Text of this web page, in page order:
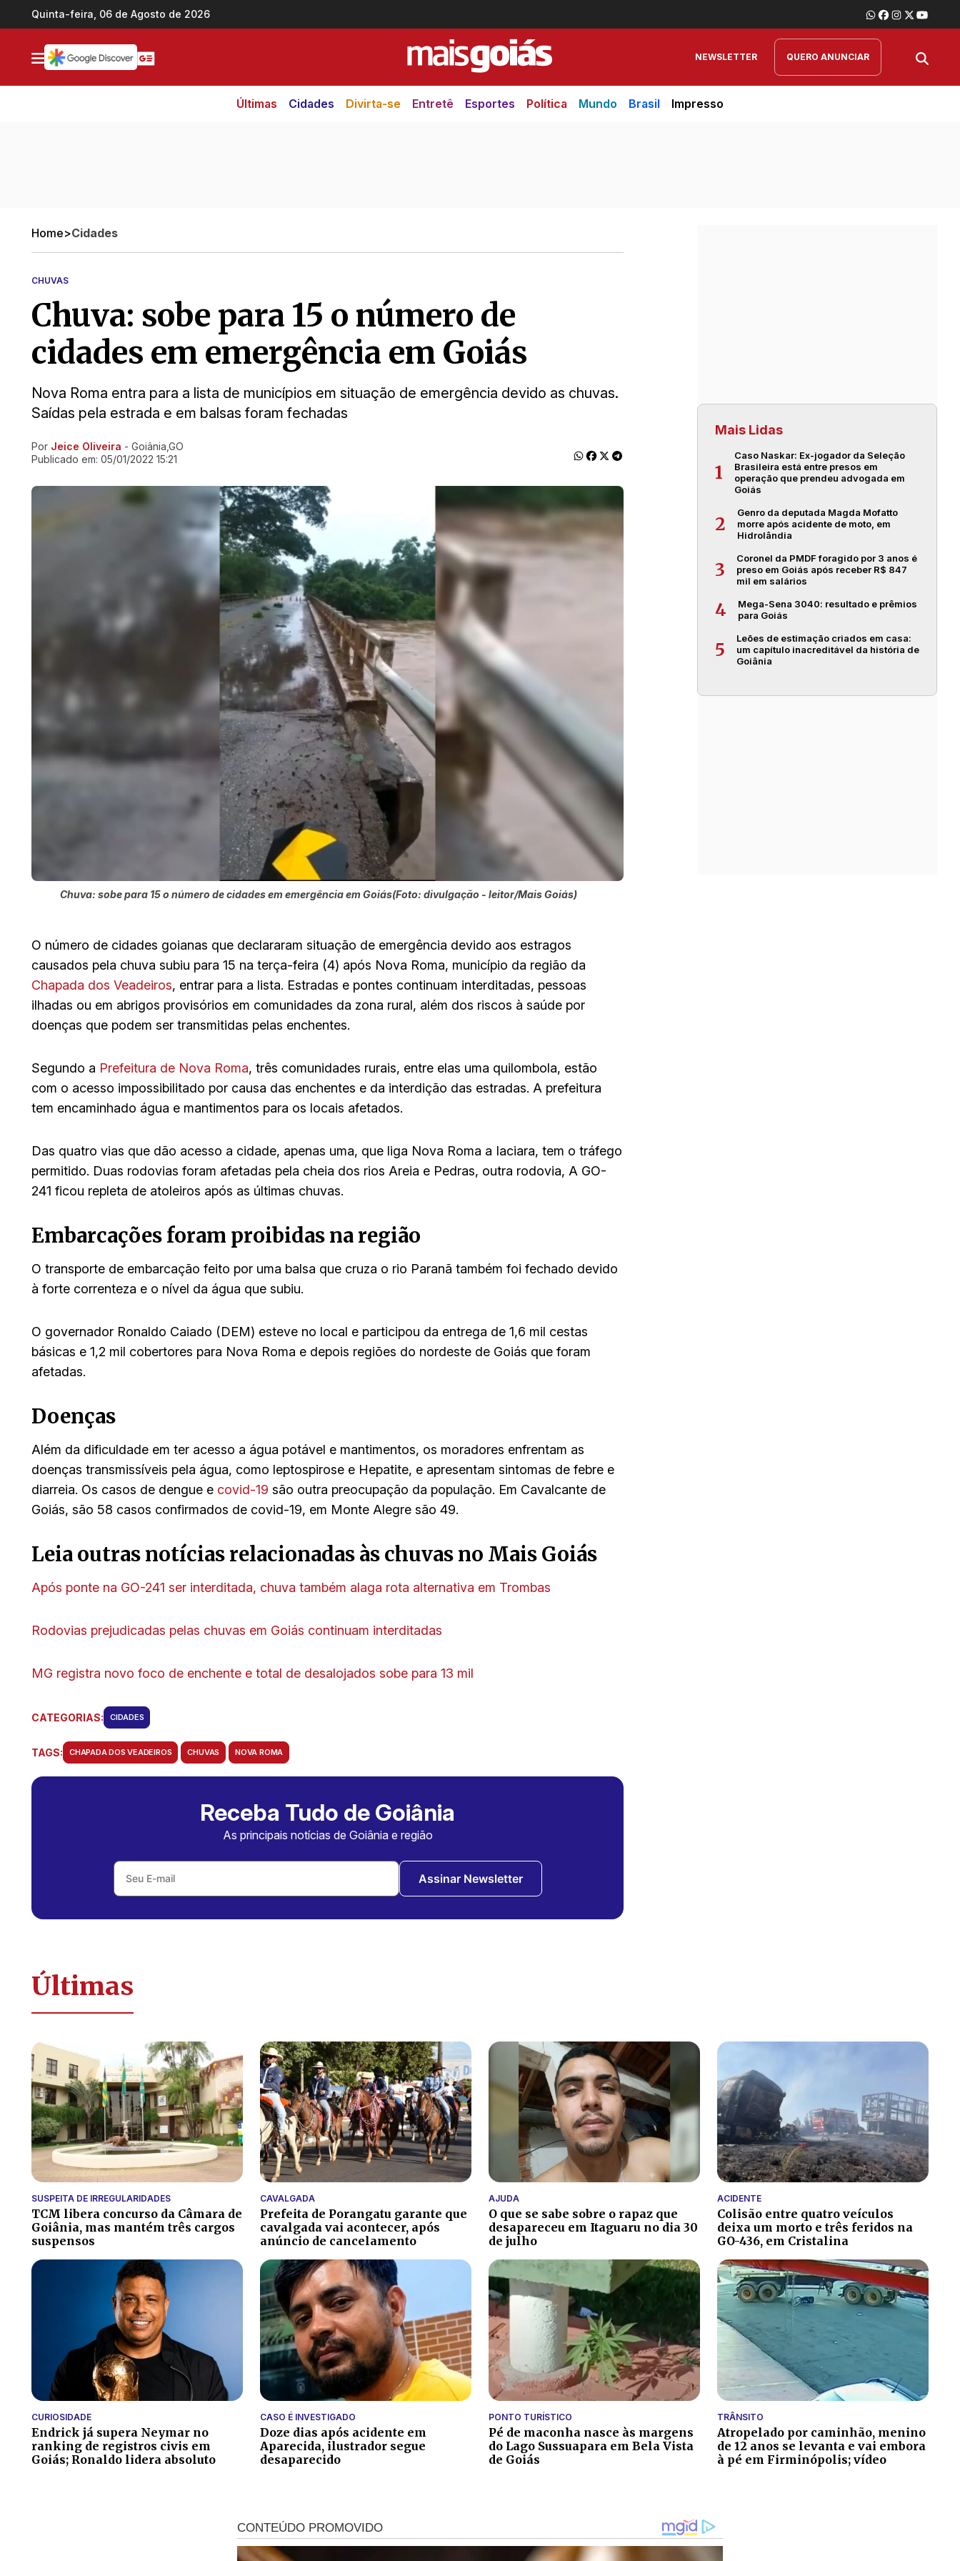
Ir direto pro conteúdo
Quinta-feira, 06 de Agosto de 2026
NEWSLETTER QUERO ANUNCIAR
Últimas Cidades Divirta-se Entretê Esportes Política Mundo Brasil Impresso
Home>Cidades
CHUVAS
Chuva: sobe para 15 o número de
cidades em emergência em Goiás
Nova Roma entra para a lista de municípios em situação de emergência devido as chuvas.
Saídas pela estrada e em balsas foram fechadas
Ir direto pra matéria
Por Jeice Oliveira - Goiânia,GO
Publicado em: 05/01/2022 15:21
Chuva: sobe para 15 o número de cidades em emergência em Goiás(Foto: divulgação - leitor/Mais Goiás)
O número de cidades goianas que declararam situação de emergência devido aos estragos
causados pela chuva subiu para 15 na terça-feira (4) após Nova Roma, município da região da
Chapada dos Veadeiros, entrar para a lista. Estradas e pontes continuam interditadas, pessoas
ilhadas ou em abrigos provisórios em comunidades da zona rural, além dos riscos à saúde por
doenças que podem ser transmitidas pelas enchentes.
Segundo a Prefeitura de Nova Roma, três comunidades rurais, entre elas uma quilombola, estão
com o acesso impossibilitado por causa das enchentes e da interdição das estradas. A prefeitura
tem encaminhado água e mantimentos para os locais afetados.
Das quatro vias que dão acesso a cidade, apenas uma, que liga Nova Roma a Iaciara, tem o tráfego
permitido. Duas rodovias foram afetadas pela cheia dos rios Areia e Pedras, outra rodovia, A GO-
241 ficou repleta de atoleiros após as últimas chuvas.
Embarcações foram proibidas na região
O transporte de embarcação feito por uma balsa que cruza o rio Paranã também foi fechado devido
à forte correnteza e o nível da água que subiu.
O governador Ronaldo Caiado (DEM) esteve no local e participou da entrega de 1,6 mil cestas
básicas e 1,2 mil cobertores para Nova Roma e depois regiões do nordeste de Goiás que foram
afetadas.
Doenças
Além da dificuldade em ter acesso a água potável e mantimentos, os moradores enfrentam as
doenças transmissíveis pela água, como leptospirose e Hepatite, e apresentam sintomas de febre e
diarreia. Os casos de dengue e covid-19 são outra preocupação da população. Em Cavalcante de
Goiás, são 58 casos confirmados de covid-19, em Monte Alegre são 49.
Leia outras notícias relacionadas às chuvas no Mais Goiás
Após ponte na GO-241 ser interditada, chuva também alaga rota alternativa em Trombas
Rodovias prejudicadas pelas chuvas em Goiás continuam interditadas
MG registra novo foco de enchente e total de desalojados sobe para 13 mil
CATEGORIAS: CIDADES
TAGS: CHAPADA DOS VEADEIROS CHUVAS NOVA ROMA
Receba Tudo de Goiânia
As principais notícias de Goiânia e região
Assinar Newsletter
Mais Lidas
1
Caso Naskar: Ex-jogador da Seleção
Brasileira está entre presos em
operação que prendeu advogada em
Goiás
2
Genro da deputada Magda Mofatto
morre após acidente de moto, em
Hidrolândia
3
Coronel da PMDF foragido por 3 anos é
preso em Goiás após receber R$ 847
mil em salários
4
Mega-Sena 3040: resultado e prêmios
para Goiás
5
Leões de estimação criados em casa:
um capítulo inacreditável da história de
Goiânia
Últimas
SUSPEITA DE IRREGULARIDADES
TCM libera concurso da Câmara de
Goiânia, mas mantém três cargos
suspensos
CAVALGADA
Prefeita de Porangatu garante que
cavalgada vai acontecer, após
anúncio de cancelamento
AJUDA
O que se sabe sobre o rapaz que
desapareceu em Itaguaru no dia 30
de julho
ACIDENTE
Colisão entre quatro veículos
deixa um morto e três feridos na
GO-436, em Cristalina
CURIOSIDADE
Endrick já supera Neymar no
ranking de registros civis em
Goiás; Ronaldo lidera absoluto
CASO É INVESTIGADO
Doze dias após acidente em
Aparecida, ilustrador segue
desaparecido
PONTO TURÍSTICO
Pé de maconha nasce às margens
do Lago Sussuapara em Bela Vista
de Goiás
TRÂNSITO
Atropelado por caminhão, menino
de 12 anos se levanta e vai embora
à pé em Firminópolis; vídeo